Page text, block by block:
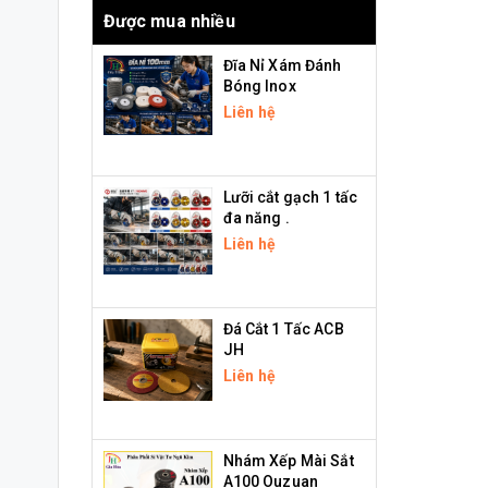
Được mua nhiều
Đĩa Nỉ Xám Đánh
Bóng Inox
Liên hệ
Lưỡi cắt gạch 1 tấc
đa năng .
Liên hệ
Đá Cắt 1 Tấc ACB
JH
Liên hệ
Nhám Xếp Mài Sắt
A100 Ouzuan